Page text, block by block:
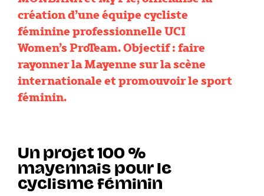
création d’une équipe cycliste
féminine professionnelle UCI
Women’s ProTeam. Objectif : faire
rayonner la Mayenne sur la scène
internationale et promouvoir le sport
féminin.
Un projet 100 %
mayennais pour le
cyclisme féminin